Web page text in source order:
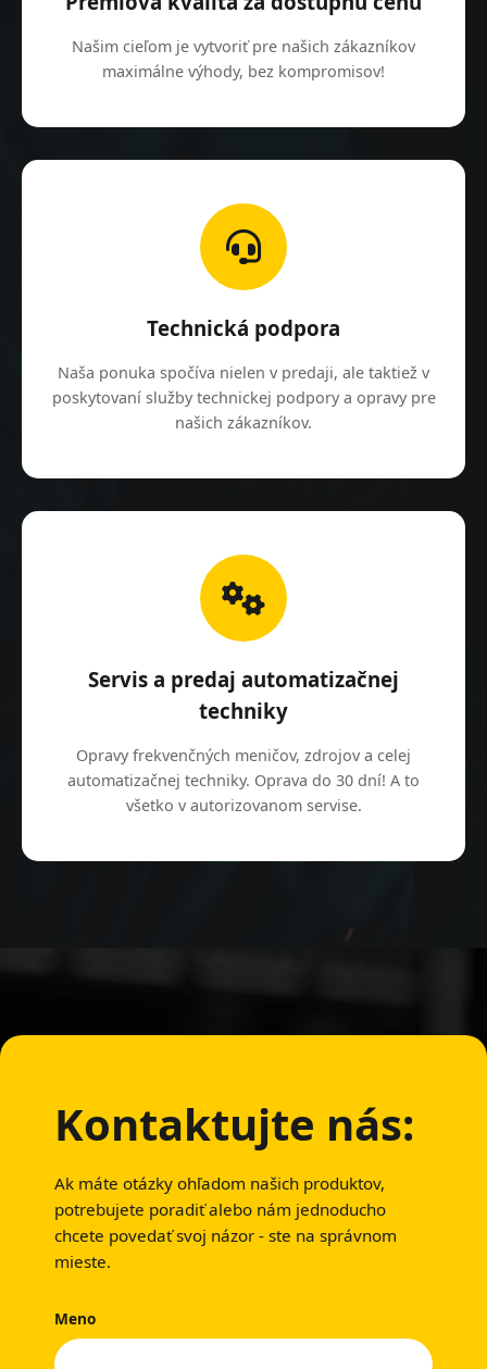
Našim cieľom je vytvoriť pre našich zákazníkov
maximálne výhody, bez kompromisov!
Technická podpora
Naša ponuka spočíva nielen v predaji, ale taktiež v
poskytovaní služby technickej podpory a opravy pre
našich zákazníkov.
Servis a predaj automatizačnej
techniky
Opravy frekvenčných meničov, zdrojov a celej
automatizačnej techniky. Oprava do 30 dní! A to
všetko v autorizovanom servise.
Kontaktujte nás:
Ak máte otázky ohľadom našich produktov,
potrebujete poradiť alebo nám jednoducho
chcete povedať svoj názor - ste na správnom
mieste.
Meno